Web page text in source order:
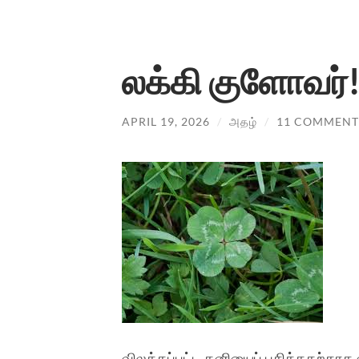
லக்கி குளோவர்!
APRIL 19, 2026 / அதழ் / 11